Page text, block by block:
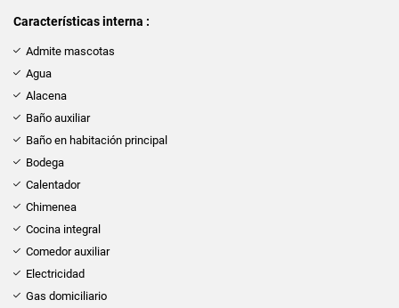
Características interna :
Admite mascotas
Agua
Alacena
Baño auxiliar
Baño en habitación principal
Bodega
Calentador
Chimenea
Cocina integral
Comedor auxiliar
Electricidad
Gas domiciliario